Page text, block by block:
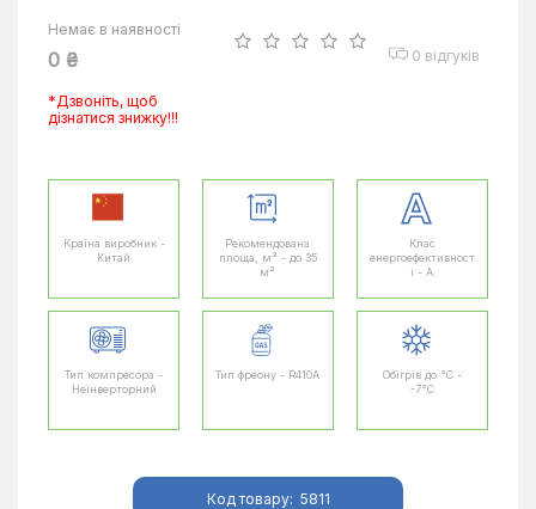
Немає в наявності
0 ₴
*Дзвоніть, щоб
дізнатися знижку!!!
0 відгуків
Країна виробник -
Китай
Рекомендована
площа, м² - до 35
м²
Клас
енергоефективност
і - A
Тип компресора -
Неінверторний
Тип фреону - R410A
Обігрів до °C -
-7°C
Код товару: 5811